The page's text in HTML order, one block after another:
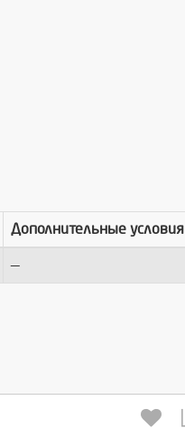
Дополнительные условия
—